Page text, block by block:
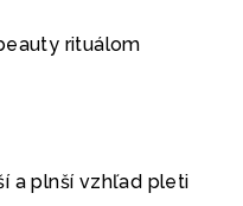
rituálom
a plnší vzhľad pleti